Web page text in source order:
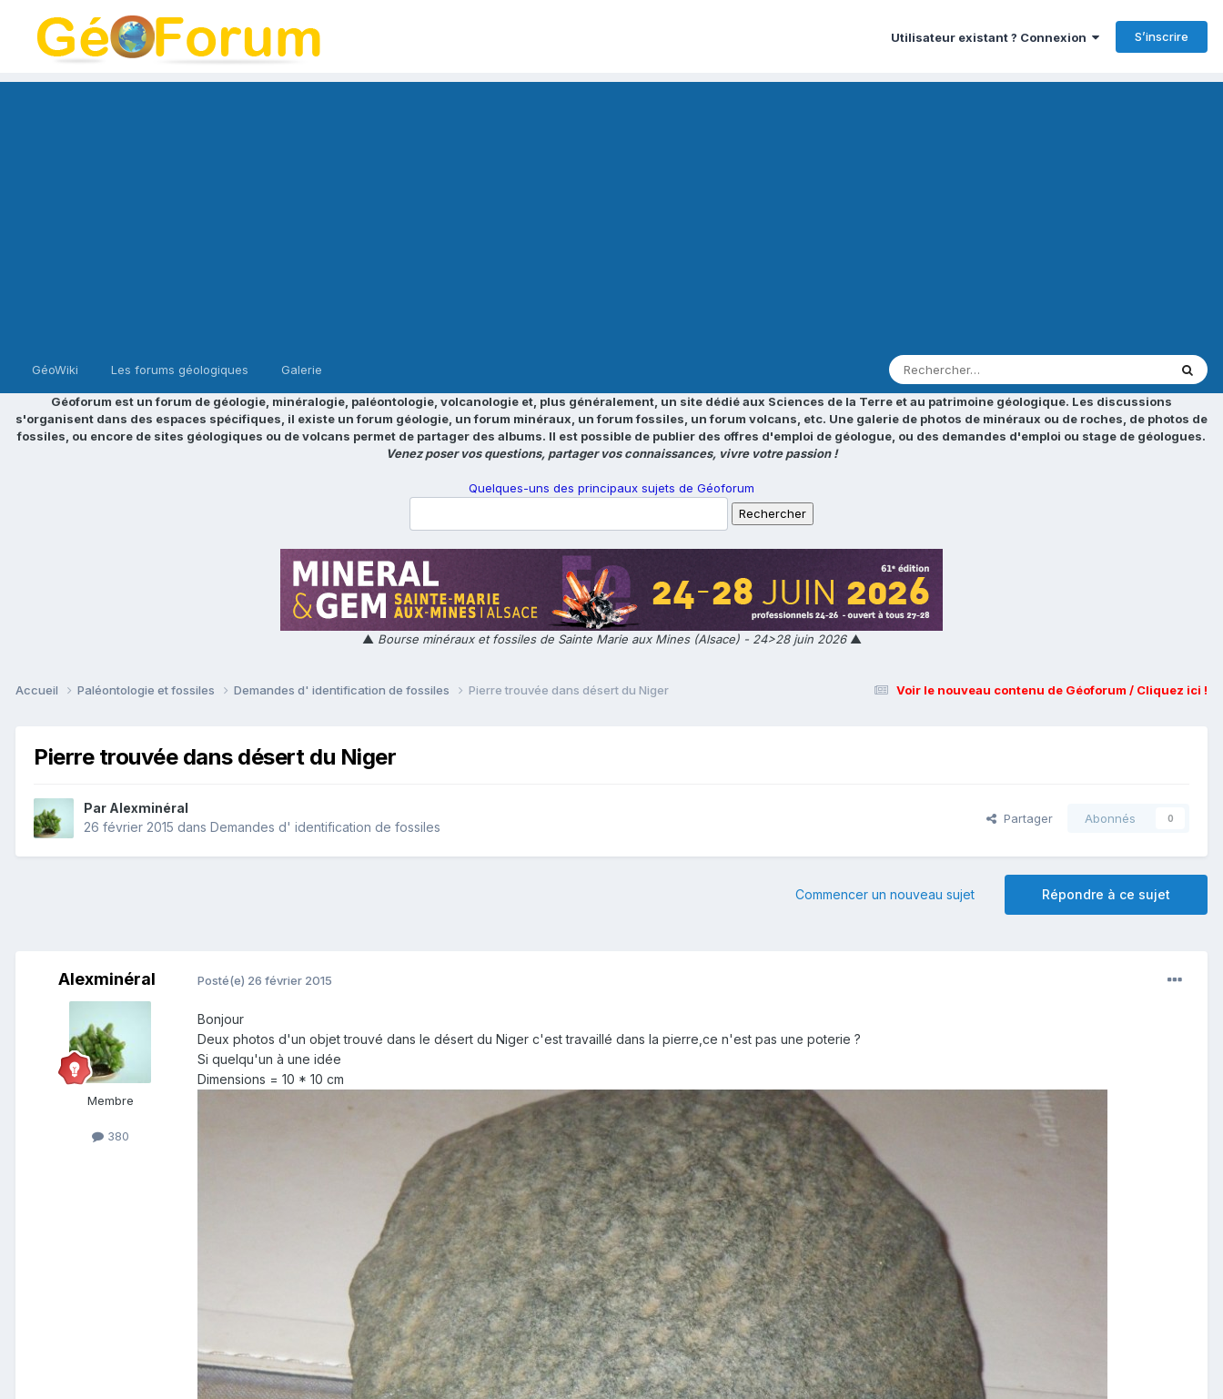
Utilisateur existant ? Connexion S’inscrire
GéoWiki Les forums géologiques Galerie
Géoforum est un forum de géologie, minéralogie, paléontologie, volcanologie et, plus généralement, un site dédié aux Sciences de la Terre et au patrimoine géologique. Les discussions
s'organisent dans des espaces spécifiques, il existe un forum géologie, un forum minéraux, un forum fossiles, un forum volcans, etc. Une galerie de photos de minéraux ou de roches, de photos de
fossiles, ou encore de sites géologiques ou de volcans permet de partager des albums. Il est possible de publier des offres d'emploi de géologue, ou des demandes d'emploi ou stage de géologues.
Venez poser vos questions, partager vos connaissances, vivre votre passion !
Quelques-uns des principaux sujets de Géoforum
▲ Bourse minéraux et fossiles de Sainte Marie aux Mines (Alsace) - 24>28 juin 2026▲
Voir le nouveau contenu de Géoforum / Cliquez ici !
Accueil Paléontologie et fossiles Demandes d' identification de fossiles Pierre trouvée dans désert du Niger
Pierre trouvée dans désert du Niger
Par Alexminéral
26 février 2015 dans Demandes d' identification de fossiles
Partager Abonnés 0
Répondre à ce sujet
Commencer un nouveau sujet
Alexminéral
Membre
380
Posté(e) 26 février 2015
Bonjour
Deux photos d'un objet trouvé dans le désert du Niger c'est travaillé dans la pierre,ce n'est pas une poterie ?
Si quelqu'un à une idée
Dimensions = 10 * 10 cm